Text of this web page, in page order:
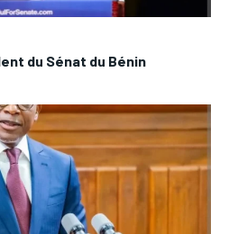
du Sénat du Bénin